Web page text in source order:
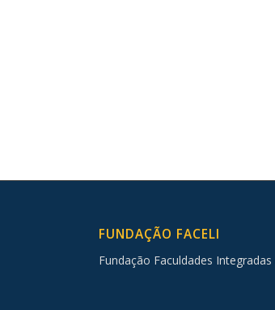
FUNDAÇÃO FACELI
Fundação Faculdades